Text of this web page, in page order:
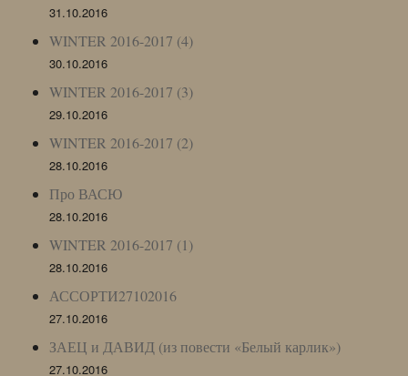
31.10.2016
WINTER 2016-2017 (4)
30.10.2016
WINTER 2016-2017 (3)
29.10.2016
WINTER 2016-2017 (2)
28.10.2016
Про ВАСЮ
28.10.2016
WINTER 2016-2017 (1)
28.10.2016
АССОРТИ27102016
27.10.2016
ЗАЕЦ и ДАВИД (из повести «Белый карлик»)
27.10.2016